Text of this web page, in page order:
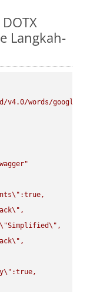
Langkah-
words/
\" :true,
\" ,
\"Simplified\" ,
\" ,
\" :true,